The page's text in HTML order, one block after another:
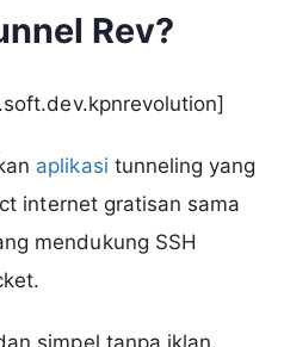
Rev?
aplikasi tunneling yang
internet gratisan sama
mendukung SSH
simpel tanpa iklan,